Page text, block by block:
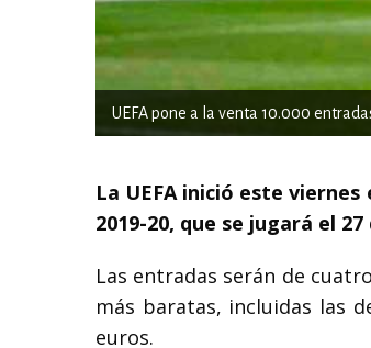
UEFA pone a la venta 10.000
La UEFA inició este
2019-20, que se jugará el
Las entradas serán de
más baratas, incluidas las
euros.